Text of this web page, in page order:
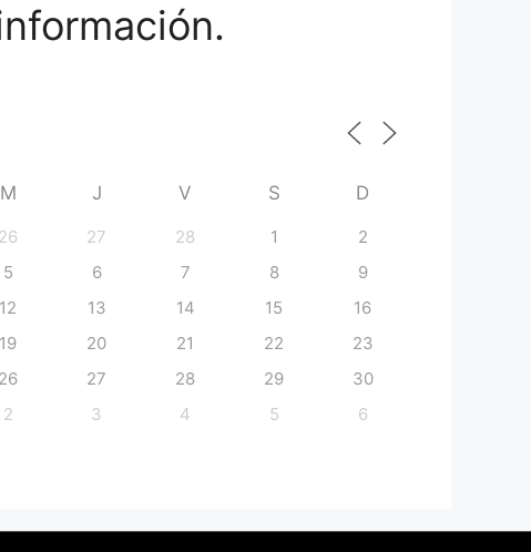
M J V S D
26 27 28 1
2
5 6 7 8
9
12 13 14 15
16
19 20 21 22
23
26 27 28 29
30
2 3 4 5 6